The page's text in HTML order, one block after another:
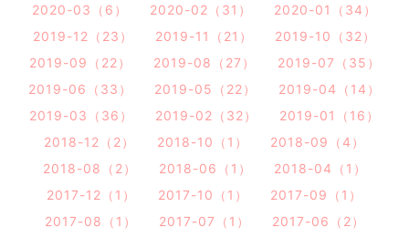
2020-03（6）
2020-02（31）
2020-01（34）
2019-12（23）
2019-11（21）
2019-10（32）
2019-09（22）
2019-08（27）
2019-07（35）
2019-06（33）
2019-05（22）
2019-04（14）
2019-03（36）
2019-02（32）
2019-01（16）
2018-12（2）
2018-10（1）
2018-09（4）
2018-08（2）
2018-06（1）
2018-04（1）
2017-12（1）
2017-10（1）
2017-09（1）
2017-08（1）
2017-07（1）
2017-06（2）